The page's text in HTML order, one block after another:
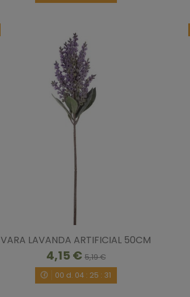
VARA LAVANDA ARTIFICIAL 50CM
4,15 € 5,19 €
00d. 04: 25: 30